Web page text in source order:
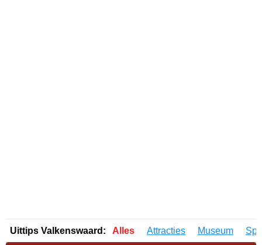
Uittips Valkenswaard: Alles Attracties Museum